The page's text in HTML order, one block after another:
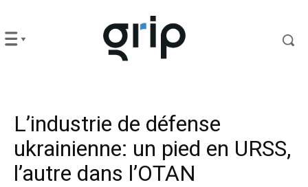
L’industrie de défense
ukrainienne: un pied en URSS,
l’autre dans l’OTAN